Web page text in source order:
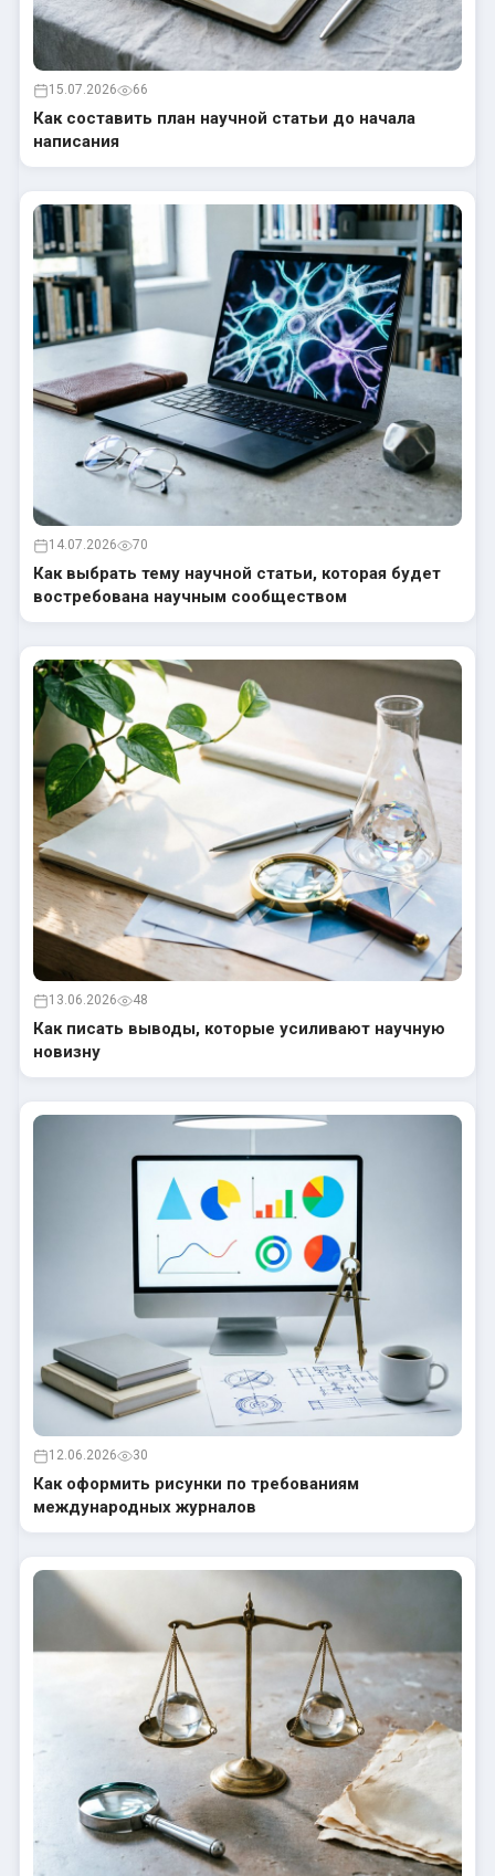
15.07.2026 66
Как составить план научной статьи до начала
написания
14.07.2026 70
Как выбрать тему научной статьи, которая будет
востребована научным сообществом
13.06.2026 48
Как писать выводы, которые усиливают научную
новизну
12.06.2026 30
Как оформить рисунки по требованиям
международных журналов